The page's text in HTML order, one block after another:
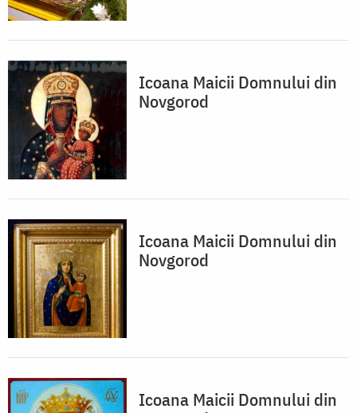
Icoana Maicii Domnului din
Novgorod
Icoana Maicii Domnului din
Novgorod
Icoana Maicii Domnului din